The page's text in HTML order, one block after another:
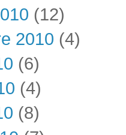
(12)
2010 (4)
(6)
(4)
(8)